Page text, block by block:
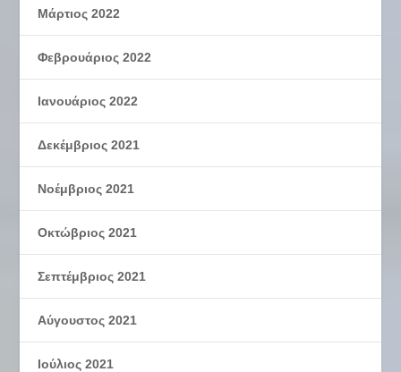
Μάρτιος 2022
Φεβρουάριος 2022
Ιανουάριος 2022
Δεκέμβριος 2021
Νοέμβριος 2021
Οκτώβριος 2021
Σεπτέμβριος 2021
Αύγουστος 2021
Ιούλιος 2021